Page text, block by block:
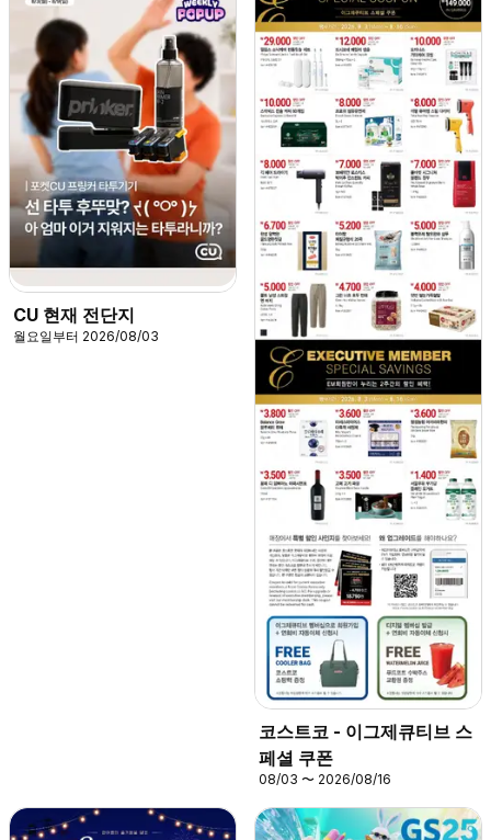
CU 현재 전단지
월요일부터 2026/08/03
코스트코 - 이그제큐티브 스
페셜 쿠폰
08/03 〜 2026/08/16